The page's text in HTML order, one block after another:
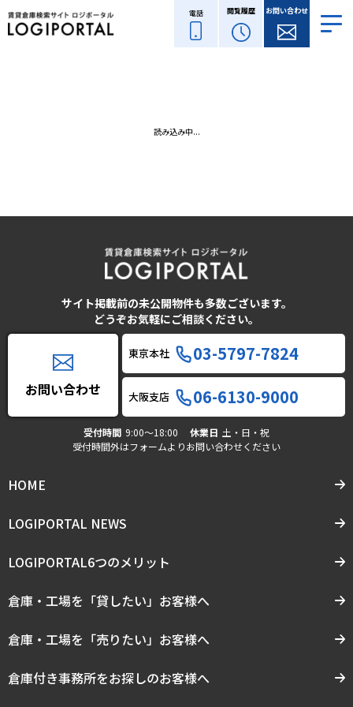
電話 閲覧履歴 お問い合わせ
読み込み中...
サイト掲載前の未公開物件も多数ございます。
どうぞお気軽にご相談ください。
お問い合わせ
東京本社 03-5797-7824
大阪支店 06-6130-9000
受付時間 9:00〜18:00 休業日 土・日・祝
受付時間外はフォームよりお問い合わせください
HOME
LOGIPORTAL NEWS
LOGIPORTAL6つのメリット
倉庫・工場を「貸したい」お客様へ
倉庫・工場を「売りたい」お客様へ
倉庫付き事務所をお探しのお客様へ